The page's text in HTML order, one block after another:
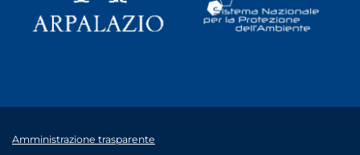
Amministrazione trasparente